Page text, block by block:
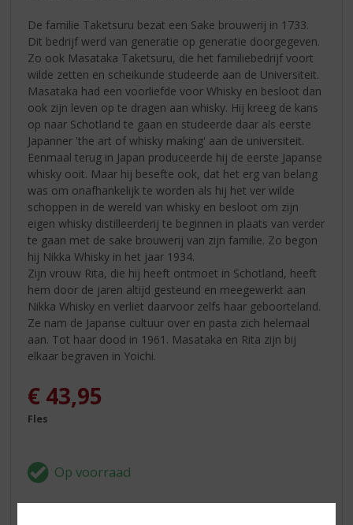
De familie Taketsuru bezat een Sake brouwerij in 1733.
Dit bedrijf werd van generatie op generatie doorgegeven.
Zo ook Masataka Taketsuru, die het familiebedrijf voort
wilde zetten en scheikunde studeerde aan de Universiteit.
Masataka had een voorliefde voor Whisky en besloot dan
ook zijn leven op te dragen aan whisky. Hij kreeg de kans
op naar Schotland te gaan en studeerde daar als eerste
Japanner 'the art of whisky making' aan de universiteit.
Eenmaal terug in Japan produceerde hij de eerste Japanse
whisky ooit. Maar hij besefte ook, dat het erg van belang
was om onafhankelijk te worden als hij het ver wilde
schoppen in de wereld van whisky en besloot om zijn
eigen whisky distilleerderij te beginnen in plaats van verder
te gaan met de sake brouwerij van zijn familie. Zo begon
hij Nikka Whisky in het jaar 1934.
Zijn vrouw Rita, die hij heeft ontmoet in Schotland, heeft
hem door de jaren altijd gesteund en meegewerkt aan
Nikka Whisky en verliet daarvoor zelfs haar geboorteland.
Ze nam de Japanse cultuur over en pasta zich helemaal
aan. Tot haar dood in 1961. Masataka en Rita zijn bij
elkaar begraven in Yoichi.
€ 43,95
Fles